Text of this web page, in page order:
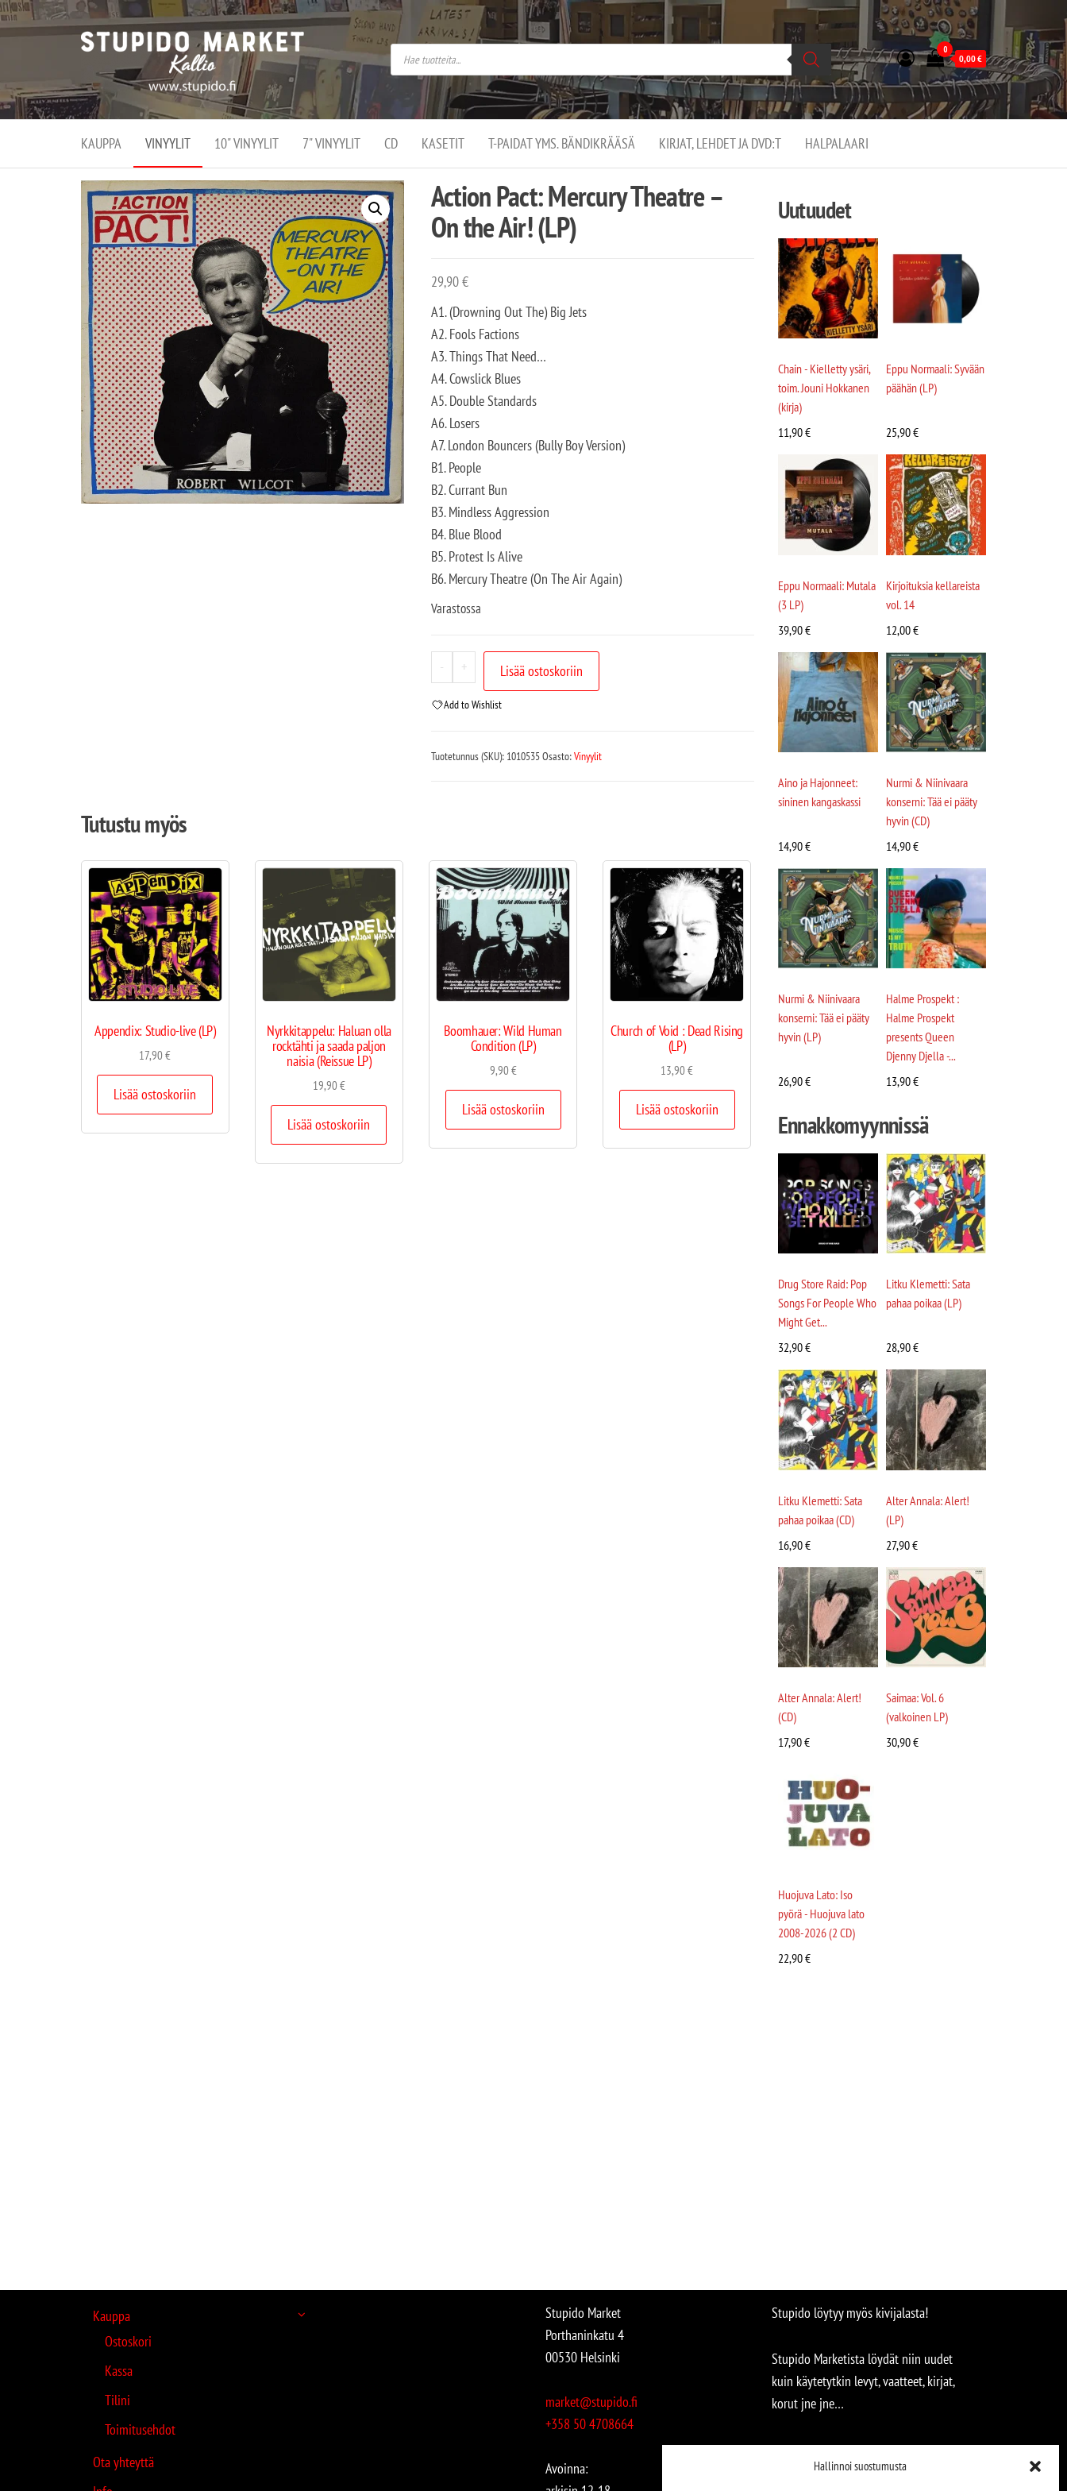
Hallinnoi suostumusta
Stupido
Market –
verkossa
ja
kivijalassa
Stupido Market on
vaihtoehtomusaan
erikoistunut
verkko- sekä
kivijalkakauppa
Helsingissä
Kallion
0
0,00€
KAUPPA VINYYLIT 10" VINYYLIT 7" VINYYLIT CD KASETIT T-PAIDAT YMS. BÄNDIKRÄÄSÄ KIRJAT, LEHDET JA DVD:T HALPALAARI
Action Pact: Mercury Theatre –
On the Air! (LP)
29,90€
A1. (Drowning Out The) Big Jets
A2. Fools Factions
A3. Things That Need…
A4. Cowslick Blues
A5. Double Standards
A6. Losers
A7. London Bouncers (Bully Boy Version)
B1. People
B2. Currant Bun
B3. Mindless Aggression
B4. Blue Blood
B5. Protest Is Alive
B6. Mercury Theatre (On The Air Again)
Varastossa
- + Lisää ostoskoriin
Add to Wishlist
Tuotetunnus (SKU): 1010535Osasto:Vinyylit
Tutustu myös
Appendix: Studio-live (LP)
17,90€
Lisää ostoskoriin
Nyrkkitappelu: Haluan olla
rocktähti ja saada paljon
naisia (Reissue LP)
19,90€
Lisää ostoskoriin
Boomhauer: Wild Human
Condition (LP)
9,90€
Lisää ostoskoriin
Church of Void : Dead Rising
(LP)
13,90€
Lisää ostoskoriin
Uutuudet
Chain - Kielletty ysäri,
toim. Jouni Hokkanen
(kirja)
11,90€
Eppu Normaali: Syvään
päähän (LP)
25,90€
Eppu Normaali: Mutala
(3 LP)
39,90€
Kirjoituksia kellareista
vol. 14
12,00€
Aino ja Hajonneet:
sininen kangaskassi
14,90€
Nurmi & Niinivaara
konserni: Tää ei pääty
hyvin (CD)
14,90€
Nurmi & Niinivaara
konserni: Tää ei pääty
hyvin (LP)
26,90€
Halme Prospekt :
Halme Prospekt
presents Queen
Djenny Djella -...
13,90€
Ennakkomyynnissä
Drug Store Raid: Pop
Songs For People Who
Might Get...
32,90€
Litku Klemetti: Sata
pahaa poikaa (LP)
28,90€
Litku Klemetti: Sata
pahaa poikaa (CD)
16,90€
Alter Annala: Alert!
(LP)
27,90€
Alter Annala: Alert!
(CD)
17,90€
Saimaa: Vol. 6
(valkoinen LP)
30,90€
Huojuva Lato: Iso
pyörä - Huojuva lato
2008-2026 (2 CD)
22,90€
Kauppa
Ostoskori
Kassa
Tilini
Toimitusehdot
Ota yhteyttä
Stupido Market
Porthaninkatu 4
00530 Helsinki
market@stupido.fi
+358 50 4708664
Avoinna:
Stupido löytyy myös kivijalasta!
Stupido Marketista löydät niin uudet
kuin käytetytkin levyt, vaatteet, kirjat,
korut jne jne…